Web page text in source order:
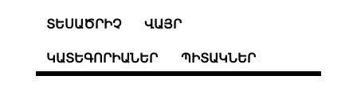
ՏԵՍԱԾՐԻՉ ՎԱՅՐ
ԿԱՏԵԳՈՐԻԱՆԵՐ ՊԻՏԱԿՆԵՐ